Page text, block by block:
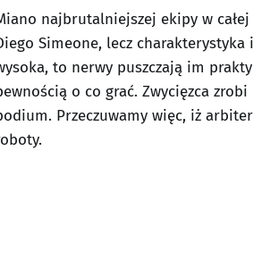
najbrutalniejszej ekipy w
Simeone, lecz
to nerwy puszczają im
o co grać. Zwycięzca
Przeczuwamy więc, iż